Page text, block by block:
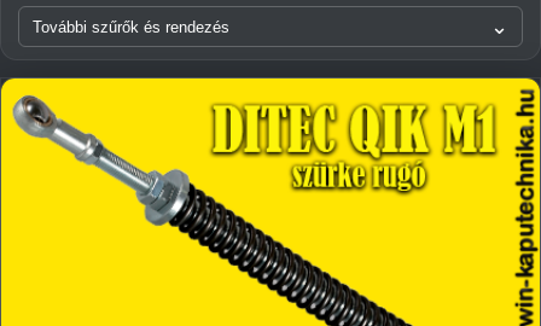
További szűrők és rendezés ⌄